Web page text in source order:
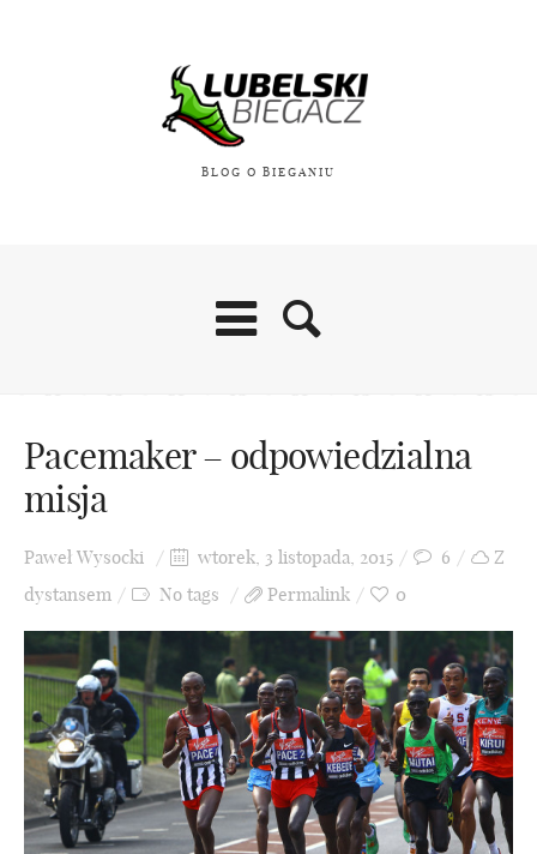
BLOG O BIEGANIU
Pacemaker – odpowiedzialna
misja
Paweł Wysocki wtorek, 3 listopada, 2015 6
Z
dystansem
No tags Permalink 0